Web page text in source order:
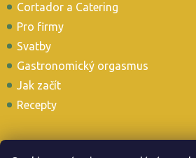
Cortador a Catering
Pro firmy
Svatby
Gastronomický orgasmus
Jak začít
Recepty